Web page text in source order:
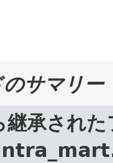
サマリー
継承された